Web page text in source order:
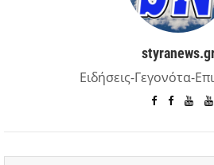
Ειδήσεις-Γεγονότα-